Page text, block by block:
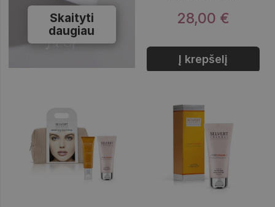
Skaityti
daugiau
28,00 €
Į krepšelį